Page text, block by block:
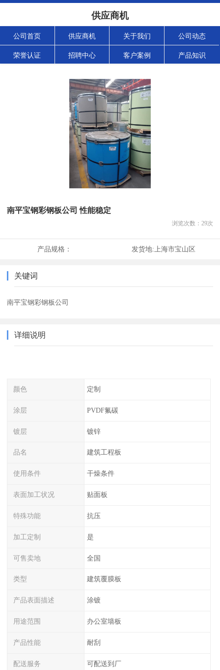
供应商机
公司首页 供应商机 关于我们 公司动态
荣誉认证 招聘中心 客户案例 产品知识
南平宝钢彩钢板公司 性能稳定
浏览次数： 29次
产品规格： 发货地: 上海市宝山区
关键词
南平宝钢彩钢板公司
详细说明
颜色 定制
涂层 PVDF氟碳
镀层 镀锌
品名 建筑工程板
使用条件 干燥条件
表面加工状况 贴面板
特殊功能 抗压
加工定制 是
可售卖地 全国
类型 建筑覆膜板
产品表面描述 涂镀
用途范围 办公室墙板
产品性能 耐刮
配送服务 可配送到厂